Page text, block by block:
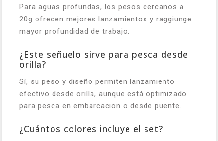
Para aguas profundas, los pesos cercanos a
20g ofrecen mejores lanzamientos y raggiunge
mayor profundidad de trabajo.
¿Este señuelo sirve para pesca desde
orilla?
Sí, su peso y diseño permiten lanzamiento
efectivo desde orilla, aunque está optimizado
para pesca en embarcacion o desde puente.
¿Cuántos colores incluye el set?